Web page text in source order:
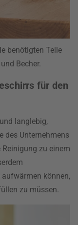
benötigten Teile
Becher.
für den
langlebig,
des Unternehmens
zu einem
aufwärmen können,
zu müssen.